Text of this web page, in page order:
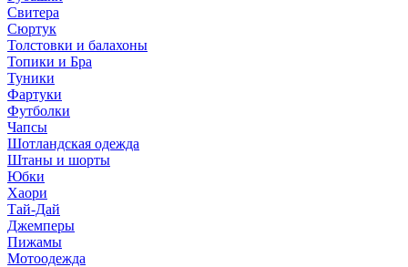
Свитера
Сюртук
Толстовки и балахоны
Топики и Бра
Туники
Фартуки
Футболки
Чапсы
Шотландская одежда
Штаны и шорты
Юбки
Хаори
Тай-Дай
Джемперы
Пижамы
Мотоодежда